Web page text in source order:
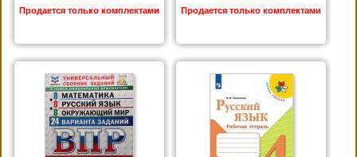
Продается только комплектами Продается только комплектами